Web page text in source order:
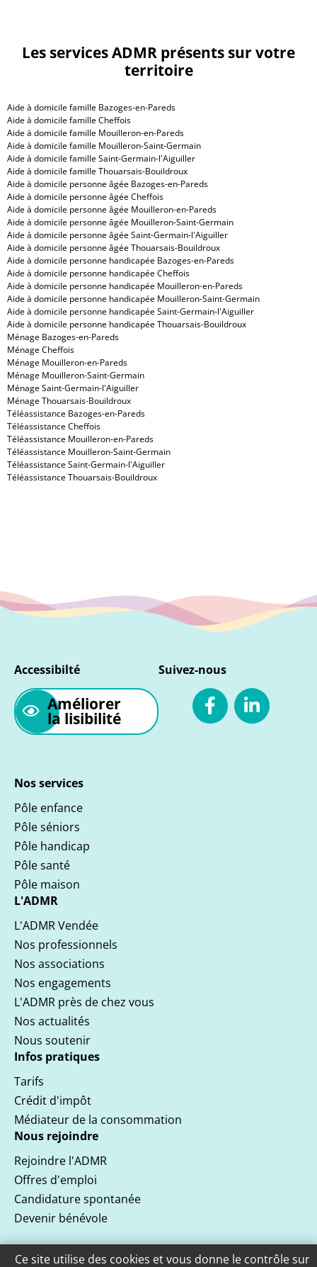
Les services ADMR présents sur votre
territoire
Aide à domicile famille Bazoges-en-Pareds
Aide à domicile famille Cheffois
Aide à domicile famille Mouilleron-en-Pareds
Aide à domicile famille Mouilleron-Saint-Germain
Aide à domicile famille Saint-Germain-l'Aiguiller
Aide à domicile famille Thouarsais-Bouildroux
Aide à domicile personne âgée Bazoges-en-Pareds
Aide à domicile personne âgée Cheffois
Aide à domicile personne âgée Mouilleron-en-Pareds
Aide à domicile personne âgée Mouilleron-Saint-Germain
Aide à domicile personne âgée Saint-Germain-l'Aiguiller
Aide à domicile personne âgée Thouarsais-Bouildroux
Aide à domicile personne handicapée Bazoges-en-Pareds
Aide à domicile personne handicapée Cheffois
Aide à domicile personne handicapée Mouilleron-en-Pareds
Aide à domicile personne handicapée Mouilleron-Saint-Germain
Aide à domicile personne handicapée Saint-Germain-l'Aiguiller
Aide à domicile personne handicapée Thouarsais-Bouildroux
Ménage Bazoges-en-Pareds
Ménage Cheffois
Ménage Mouilleron-en-Pareds
Ménage Mouilleron-Saint-Germain
Ménage Saint-Germain-l'Aiguiller
Ménage Thouarsais-Bouildroux
Téléassistance Bazoges-en-Pareds
Téléassistance Cheffois
Téléassistance Mouilleron-en-Pareds
Téléassistance Mouilleron-Saint-Germain
Téléassistance Saint-Germain-l'Aiguiller
Téléassistance Thouarsais-Bouildroux
Accessibilté
Améliorer
la lisibilité
Suivez-nous
Nos services
Pôle enfance
Pôle séniors
Pôle handicap
Pôle santé
Pôle maison
L'ADMR
L'ADMR Vendée
Nos professionnels
Nos associations
Nos engagements
L'ADMR près de chez vous
Nos actualités
Nous soutenir
Infos pratiques
Tarifs
Crédit d'impôt
Médiateur de la consommation
Nous rejoindre
Rejoindre l'ADMR
Offres d'emploi
Candidature spontanée
Devenir bénévole
Ce site utilise des cookies et vous donne le contrôle sur